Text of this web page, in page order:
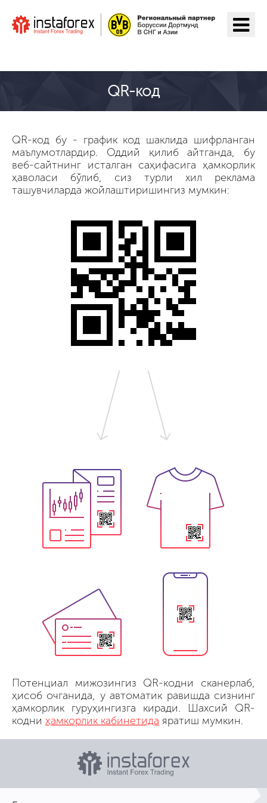
QR-код
QR-код бу - график код шаклида шифрланган
маълумотлардир. Оддий қилиб айтганда, бу
веб-сайтнинг исталган саҳифасига ҳамкорлик
ҳаволаси бўлиб, сиз турли хил реклама
ташувчиларда жойлаштиришингиз мумкин:
Потенциал мижозингиз QR-кодни сканерлаб,
ҳисоб очганида, у автоматик равишда сизнинг
ҳамкорлик гуруҳингизга киради. Шахсий QR-
кодни ҳамкорлик кабинетида яратиш мумкин.